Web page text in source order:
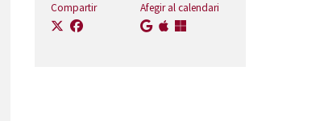
Compartir Afegir al calendari